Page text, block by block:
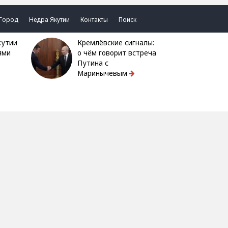
Недра Якутии Контакты Поиск
Кремлёвские сигналы:
о чём говорит встреча
Путина с
Маринычевым